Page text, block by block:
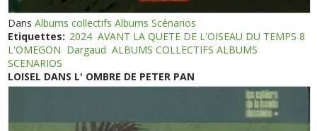
DansAlbums collectifs Albums Scénarios
Etiquettes: 2024 AVANT LA QUETE DE L'OISEAU DU TEMPS 8
L'OMEGON Dargaud ALBUMS COLLECTIFS ALBUMS
SCENARIOS
LOISEL DANS L' OMBRE DE PETER PAN